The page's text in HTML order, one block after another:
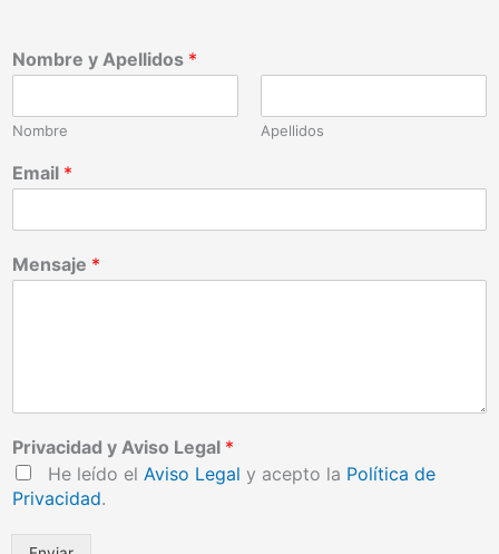
Nombre y Apellidos *
Nombre Apellidos
Email *
Mensaje *
Privacidad y Aviso Legal *
He leído el Aviso Legal y acepto la Política de
Privacidad.